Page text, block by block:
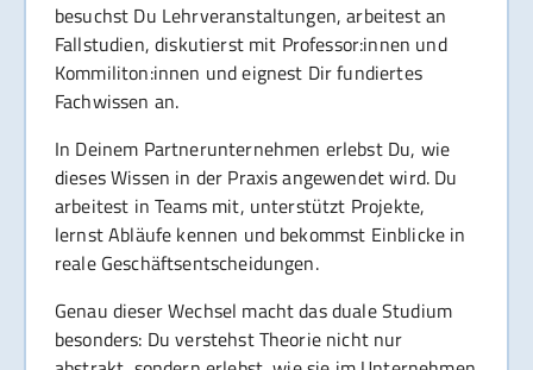
besuchst Du Lehrveranstaltungen, arbeitest an
Fallstudien, diskutierst mit Professor:innen und
Kommiliton:innen und eignest Dir fundiertes
Fachwissen an.
In Deinem Partnerunternehmen erlebst Du, wie
dieses Wissen in der Praxis angewendet wird. Du
arbeitest in Teams mit, unterstützt Projekte,
lernst Abläufe kennen und bekommst Einblicke in
reale Geschäftsentscheidungen.
Genau dieser Wechsel macht das duale Studium
besonders: Du verstehst Theorie nicht nur